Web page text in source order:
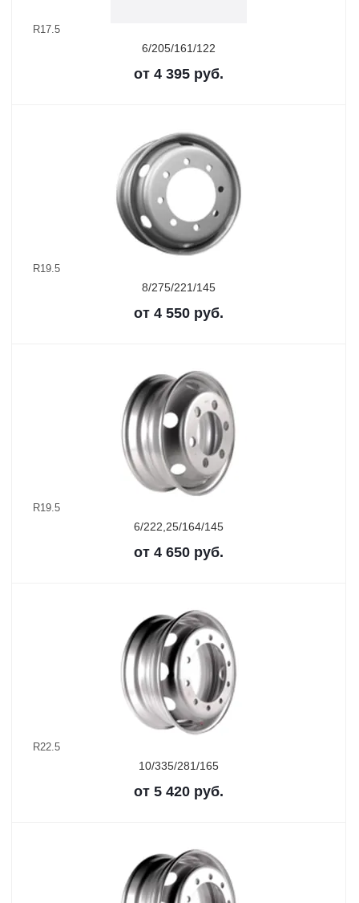
R17.5
6/205/161/122
от 4 395 руб.
R19.5
8/275/221/145
от 4 550 руб.
R19.5
6/222,25/164/145
от 4 650 руб.
R22.5
10/335/281/165
от 5 420 руб.